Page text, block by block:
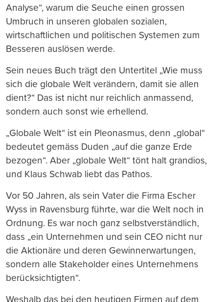
Analyse“, warum die Seuche einen grossen
Umbruch in unseren globalen sozialen,
wirtschaftlichen und politischen Systemen zum
Besseren auslösen werde.
Sein neues Buch trägt den Untertitel „Wie muss
sich die globale Welt verändern, damit sie allen
dient?“ Das ist nicht nur reichlich anmassend,
sondern auch sonst wie erhellend.
„Globale Welt“ ist ein Pleonasmus, denn „global“
bedeutet gemäss Duden „auf die ganze Erde
bezogen“. Aber „globale Welt“ tönt halt grandios,
und Klaus Schwab liebt das Pathos.
Vor 50 Jahren, als sein Vater die Firma Escher
Wyss in Ravensburg führte, war die Welt noch in
Ordnung. Es war noch ganz selbstverständlich,
dass „ein Unternehmen und sein CEO nicht nur
die Aktionäre und deren Gewinnerwartungen,
sondern alle Stakeholder eines Unternehmens
berücksichtigten“.
Weshalb das bei den heutigen Firmen auf dem